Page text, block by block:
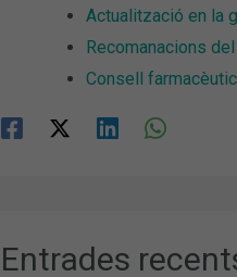
Actualització en la
Recomanacions
Consell
Entrades